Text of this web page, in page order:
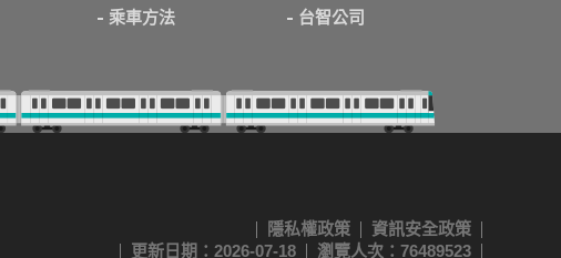
乘車方法
台智公司
隱私權政策
資訊安全政策
更新日期：2026-07-18
瀏覽人次：76489523